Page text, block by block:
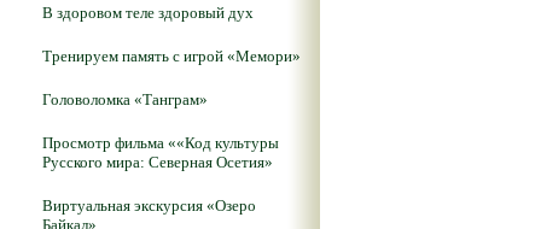
В здоровом теле здоровый дух
Тренируем память с игрой «Мемори»
Головоломка «Танграм»
Просмотр фильма ««Код культуры
Русского мира: Северная Осетия»
Виртуальная экскурсия «Озеро
Байкал»